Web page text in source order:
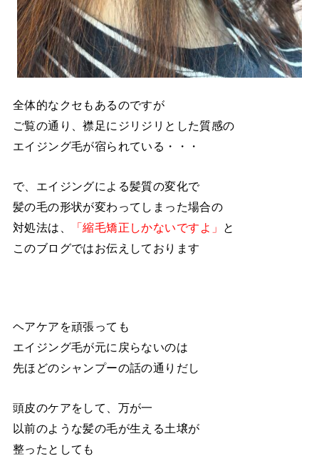
全体的なクセもあるのですが
ご覧の通り、襟足にジリジリとした質感の
エイジング毛が宿られている・・・
で、エイジングによる髪質の変化で
髪の毛の形状が変わってしまった場合の
対処法は、
「縮毛矯正しかないですよ」 と
このブログではお伝えしております
ヘアケアを頑張っても
エイジング毛が元に戻らないのは
先ほどのシャンプーの話の通りだし
頭皮のケアをして、万が一
以前のような髪の毛が生える土壌が
整ったとしても